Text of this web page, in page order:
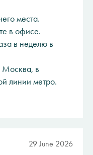
места.
в офисе.
в неделю в
Москва, в
линии метро.
29 June 2026